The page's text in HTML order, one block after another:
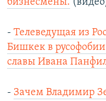
бизнесмены.
- Телеведущая из
Бишкек в русофобии
славы Ивана
- Зачем Владимир